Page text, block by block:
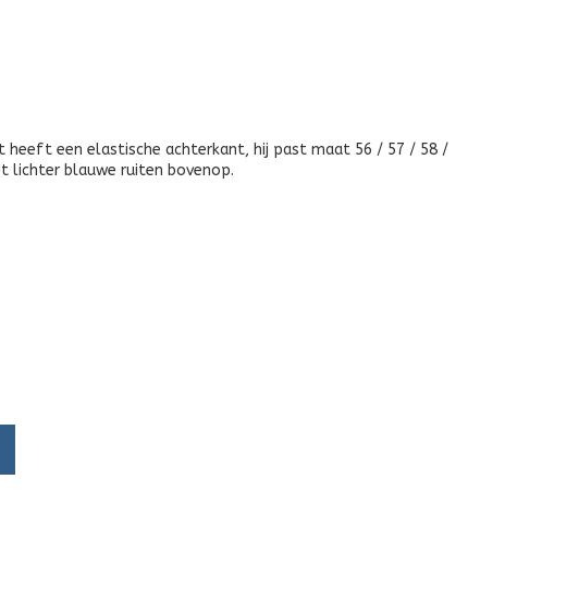
heeft een elastische achterkant, hij past maat 56 / 57 / 58 /
lichter blauwe ruiten bovenop.